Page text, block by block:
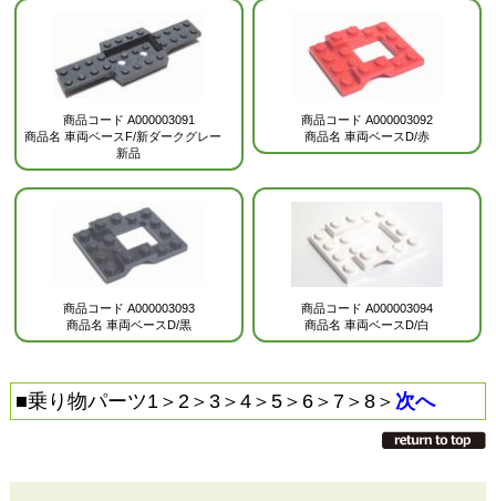
商品コード A000003091
商品名 車両ベースF/新ダークグレー
新品
商品コード A000003092
商品名 車両ベースD/赤
商品コード A000003093
商品名 車両ベースD/黒
商品コード A000003094
商品名 車両ベースD/白
■乗り物パーツ1＞ 2＞ 3＞ 4＞ 5＞ 6＞ 7＞ 8＞ 次へ